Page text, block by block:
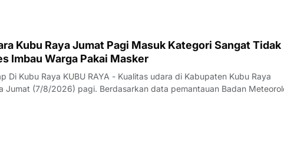
Kubu Raya Jumat Pagi Masuk Kategori Sangat Tidak
Imbau Warga Pakai Masker
Di Kubu Raya KUBU RAYA - Kualitas udara di Kabupaten Kubu Raya
Jumat (7/8/2026) pagi. Berdasarkan data pemantauan Badan
Geofisika (BMKG) yang diakses sekitar pukul 07.00 WIB, konsentrasi